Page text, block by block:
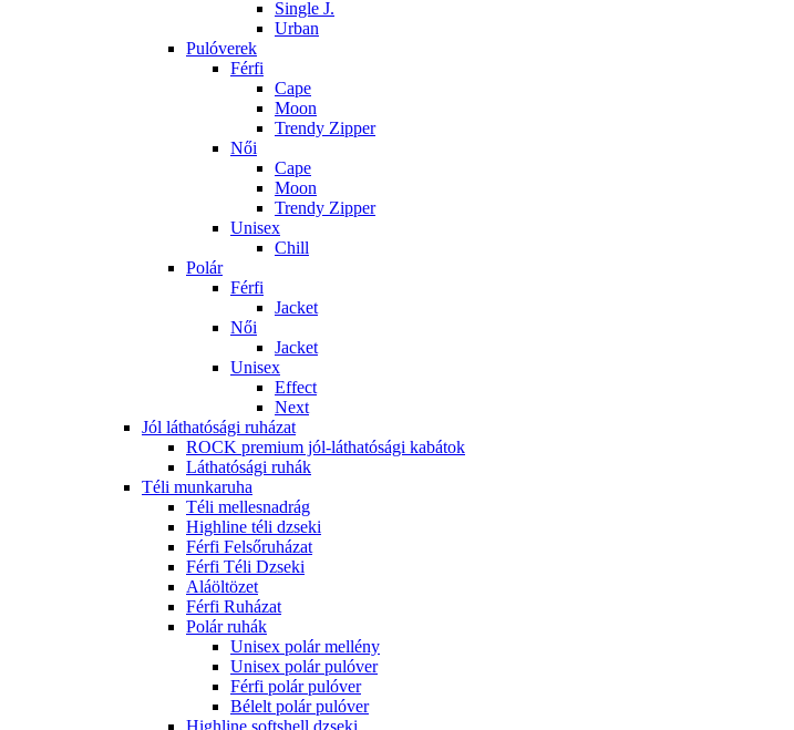
Single J.
Urban
Pulóverek
Férfi
Cape
Moon
Trendy Zipper
Női
Cape
Moon
Trendy Zipper
Unisex
Chill
Polár
Férfi
Jacket
Női
Jacket
Unisex
Effect
Next
Jól láthatósági ruházat
ROCK premium jól-láthatósági kabátok
Láthatósági ruhák
Téli munkaruha
Téli mellesnadrág
Highline téli dzseki
Férfi Felsőruházat
Férfi Téli Dzseki
Aláöltözet
Férfi Ruházat
Polár ruhák
Unisex polár mellény
Unisex polár pulóver
Férfi polár pulóver
Bélelt polár pulóver
Highline softshell dzseki